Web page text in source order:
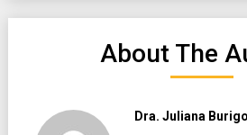
About The
Dra. Juliana Burigo